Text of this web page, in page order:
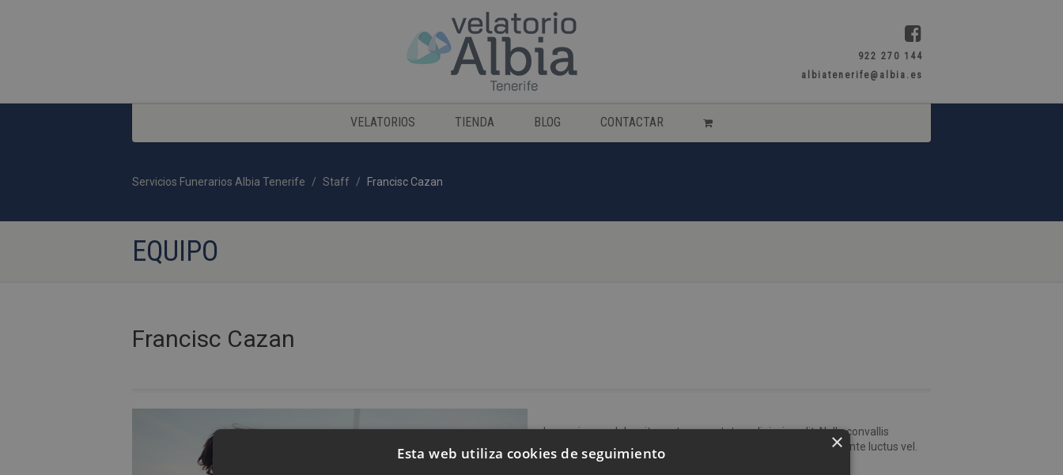
922 270 144
albiatenerife@albia.es
VELATORIOS TIENDA BLOG CONTACTAR
Servicios Funerarios Albia Tenerife Staff Francisc Cazan
EQUIPO
Francisc Cazan
Lorem ipsum dolor sit amet, consectetur adipiscing elit. Nulla convallis
egestas rhoncus. Donec facilisis fermentum sem, ac viverra ante luctus vel.
Donec vel mauris quam.
Esta web utiliza cookies de seguimiento ×